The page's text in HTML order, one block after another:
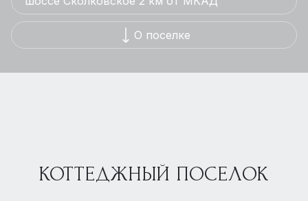
О поселке
КОТТЕДЖНЫЙ ПОСЕЛОК